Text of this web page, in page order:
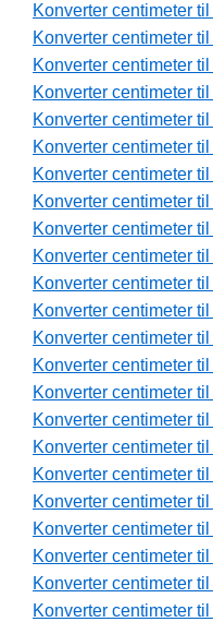
Konverter centimeter
Konverter centimeter
Konverter centimeter
Konverter centimeter
Konverter centimeter
Konverter centimeter
Konverter centimeter til
Konverter centimeter til
Konverter centimeter
Konverter centimeter
Konverter centimeter
Konverter centimeter
Konverter centimeter
Konverter centimeter
Konverter centimeter
Konverter centimeter
Konverter centimeter
Konverter centimeter
Konverter centimeter
Konverter centimeter
Konverter centimeter
Konverter centimeter
Konverter centimeter